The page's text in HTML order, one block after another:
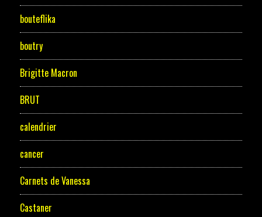
bouteflika
boutry
Brigitte Macron
BRUT
calendrier
cancer
Carnets de Vanessa
Castaner